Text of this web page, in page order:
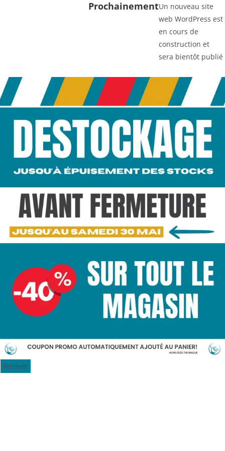
ProchainementUn nouveau site
web WordPress est
en cours de
construction et
sera bientôt publié
Fermer